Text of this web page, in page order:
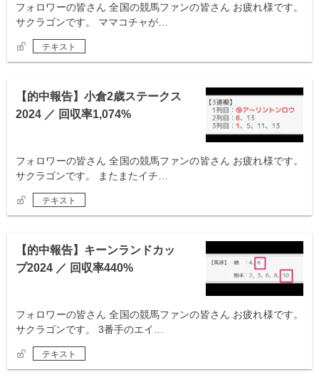
フォロワーの皆さん 全国の競馬ファンの皆さん お疲れ様です。
サクラゴンです。 ママコチャが…
テキスト
【的中報告】小倉2歳ステークス
2024 ／ 回収率1,074%
フォロワーの皆さん 全国の競馬ファンの皆さん お疲れ様です。
サクラゴンです。 またまたイチ…
テキスト
【的中報告】キーンランドカッ
プ2024 ／ 回収率440%
フォロワーの皆さん 全国の競馬ファンの皆さん お疲れ様です。
サクラゴンです。 3番手のエイ…
テキスト